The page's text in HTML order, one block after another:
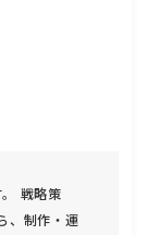
戦略策
、制作・運